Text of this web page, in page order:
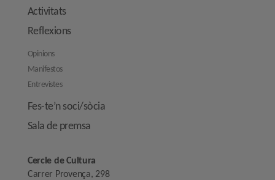
Activitats
Reflexions
Opinions
Manifestos
Entrevistes
Fes-te’n soci/sòcia
Sala de premsa
Cercle de Cultura
Carrer Provença, 298